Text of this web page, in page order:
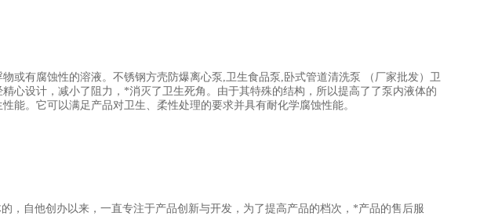
或有腐蚀性的溶液。不锈钢方壳防爆离心泵,卫生食品泵,卧式管道清洗泵 （厂家批发）卫
心设计，减小了阻力，*消灭了卫生死角。由于其特殊的结构，所以提高了了泵内液体的
能。它可以满足产品对卫生、柔性处理的要求并具有耐化学腐蚀性能。
，自他创办以来，一直专注于产品创新与开发，为了提高产品的档次，*产品的售后服